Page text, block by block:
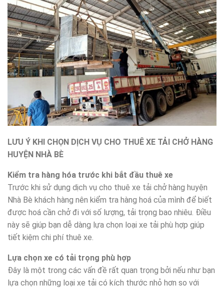
LƯU Ý KHI CHỌN DỊCH VỤ CHO THUÊ XE TẢI CHỞ HÀNG
HUYỆN NHÀ BÈ
Kiểm tra hàng hóa trước khi bắt đầu thuê xe
Trước khi sử dụng dịch vụ cho thuê xe tải chở hàng huyện
Nhà Bè khách hàng nên kiểm tra hàng hoá của mình để biết
được hoá cần chở đi với số lượng, tải trọng bao nhiêu. Điều
này sẽ giúp bạn dễ dàng lựa chọn loại xe tải phù hợp giúp
tiết kiệm chi phí thuê xe.
Lựa chọn xe có tải trọng phù hợp
Đây là một trong các vấn đề rất quan trọng bởi nếu như bạn
lựa chọn những loại xe tải có kích thước nhỏ hơn so với